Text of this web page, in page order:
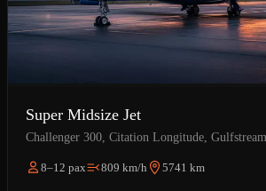
Super Midsize Jet
Challenger 300, Citation Longitude,
8–12 pax 809 km/h 5741 km